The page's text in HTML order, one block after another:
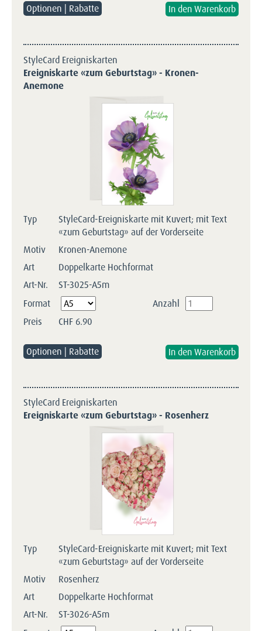
Optionen | Rabatte
StyleCard Ereigniskarten
Ereigniskarte «zum Geburtstag» - Kronen-
Anemone
Typ
StyleCard-Ereigniskarte mit Kuvert; mit Text
«zum Geburtstag» auf der Vorderseite
Motiv
Kronen-Anemone
Art
Doppelkarte Hochformat
Art-Nr.
ST-3025-A5m
Pflichtfeld
Format
Anzahl
Preis
CHF 6.90
Optionen | Rabatte
StyleCard Ereigniskarten
Ereigniskarte «zum Geburtstag» - Rosenherz
Typ
StyleCard-Ereigniskarte mit Kuvert; mit Text
«zum Geburtstag» auf der Vorderseite
Motiv
Rosenherz
Art
Doppelkarte Hochformat
Art-Nr.
ST-3026-A5m